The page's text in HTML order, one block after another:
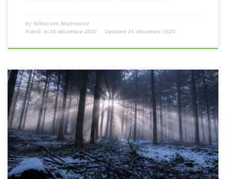
by Sébastien Majerowicz
Publié le 24 décembre 2020 Updated 24 décembre 2020
[…]